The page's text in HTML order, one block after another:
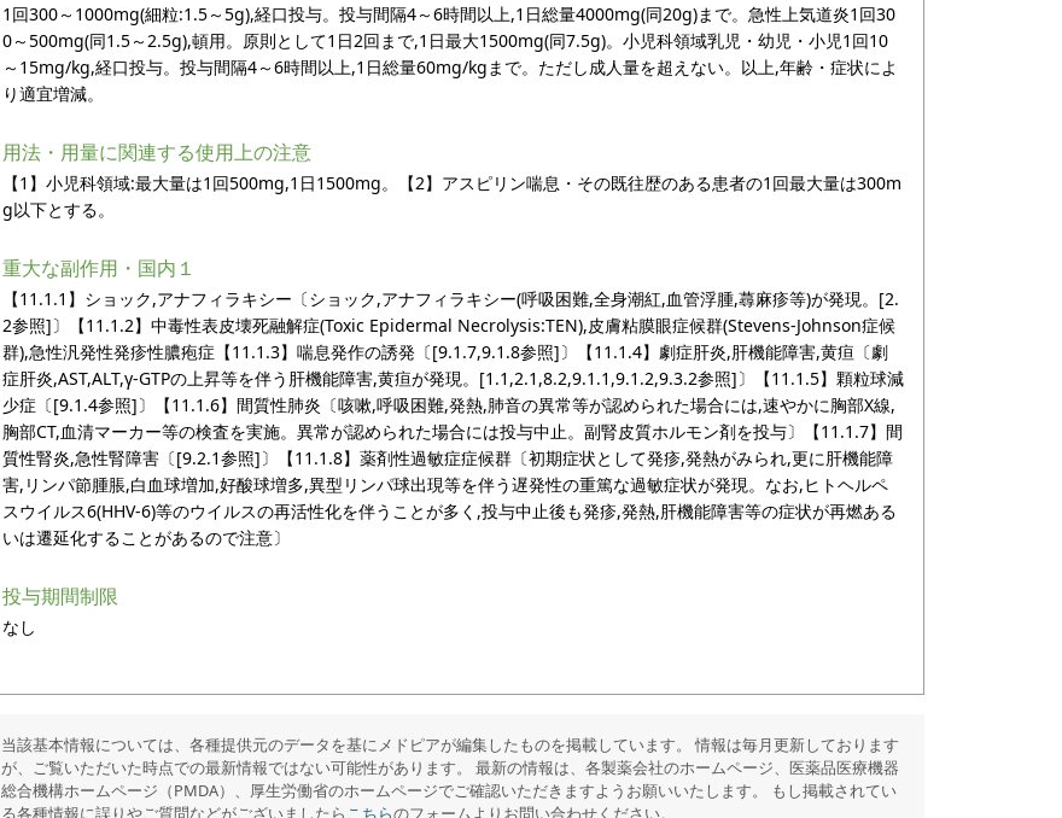
1回300～1000mg(細粒:1.5～5g),経口投与。投与間隔4～6時間以上,1日総量4000mg(同20g)まで。急性上気道炎1回30
0～500mg(同1.5～2.5g),頓用。原則として1日2回まで,1日最大1500mg(同7.5g)。小児科領域乳児・幼児・小児1回10
～15mg/kg,経口投与。投与間隔4～6時間以上,1日総量60mg/kgまで。ただし成人量を超えない。以上,年齢・症状によ
り適宜増減。
用法・用量に関連する使用上の注意
【1】小児科領域:最大量は1回500mg,1日1500mg。【2】アスピリン喘息・その既往歴のある患者の1回最大量は300m
g以下とする。
重大な副作用・国内１
【11.1.1】ショック,アナフィラキシー〔ショック,アナフィラキシー(呼吸困難,全身潮紅,血管浮腫,蕁麻疹等)が発現。[2.
2参照]〕【11.1.2】中毒性表皮壊死融解症(Toxic Epidermal Necrolysis:TEN),皮膚粘膜眼症候群(Stevens-Johnson症候
群),急性汎発性発疹性膿疱症【11.1.3】喘息発作の誘発〔[9.1.7,9.1.8参照]〕【11.1.4】劇症肝炎,肝機能障害,黄疸〔劇
症肝炎,AST,ALT,γ-GTPの上昇等を伴う肝機能障害,黄疸が発現。[1.1,2.1,8.2,9.1.1,9.1.2,9.3.2参照]〕【11.1.5】顆粒球減
少症〔[9.1.4参照]〕【11.1.6】間質性肺炎〔咳嗽,呼吸困難,発熱,肺音の異常等が認められた場合には,速やかに胸部X線,
胸部CT,血清マーカー等の検査を実施。異常が認められた場合には投与中止。副腎皮質ホルモン剤を投与〕【11.1.7】間
質性腎炎,急性腎障害〔[9.2.1参照]〕【11.1.8】薬剤性過敏症症候群〔初期症状として発疹,発熱がみられ,更に肝機能障
害,リンパ節腫脹,白血球増加,好酸球増多,異型リンパ球出現等を伴う遅発性の重篤な過敏症状が発現。なお,ヒトヘルペ
スウイルス6(HHV-6)等のウイルスの再活性化を伴うことが多く,投与中止後も発疹,発熱,肝機能障害等の症状が再燃ある
いは遷延化することがあるので注意〕
投与期間制限
なし
当該基本情報については、各種提供元のデータを基にメドピアが編集したものを掲載しています。 情報は毎月更新しております
が、ご覧いただいた時点での最新情報ではない可能性があります。 最新の情報は、各製薬会社のホームページ、医薬品医療機器
総合機構ホームページ（PMDA）、厚生労働省のホームページでご確認いただきますようお願いいたします。 もし掲載されてい
る各種情報に誤りやご質問などがございましたら こちらのフォームよりお問い合わせください。